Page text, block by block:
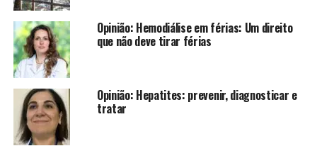
Opinião: Hemodiálise em férias: Um direito
que não deve tirar férias
Opinião: Hepatites: prevenir, diagnosticar e
tratar